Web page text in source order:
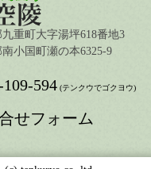
重町大字湯坪618番地3
小国町瀬の本6325-9
109-594 (テンクウでゴクヨウ)
せフォーム